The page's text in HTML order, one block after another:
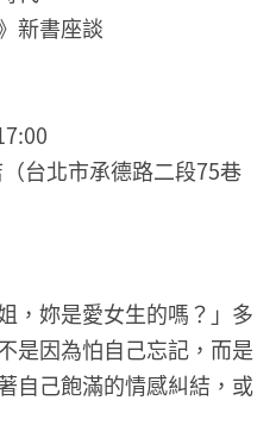
新書座談
台北市承德路二段75巷
，妳是愛女生的嗎？」多
是因為怕自己忘記，而是
自己飽滿的情感糾結，或